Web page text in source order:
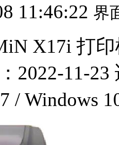
11:46:22 界
X17i 打
2022-11-23
/ Windows